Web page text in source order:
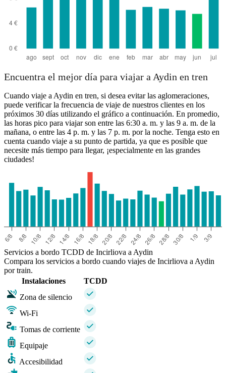
Encuentra el mejor día para viajar a Aydin en tren
Cuando viaje a Aydin en tren, si desea evitar las aglomeraciones,
puede verificar la frecuencia de viaje de nuestros clientes en los
próximos 30 días utilizando el gráfico a continuación. En promedio,
las horas pico para viajar son entre las 6:30 a. m. y las 9 a. m. de la
mañana, o entre las 4 p. m. y las 7 p. m. por la noche. Tenga esto en
cuenta cuando viaje a su punto de partida, ya que es posible que
necesite más tiempo para llegar, ¡especialmente en las grandes
ciudades!
Servicios a bordo TCDD de Incirliova a Aydin
Compara los servicios a bordo cuando viajes de Incirliova a Aydin
por train.
Instalaciones
TCDD
Zona de silencio
Wi-Fi
Tomas de corriente
Equipaje
Accesibilidad